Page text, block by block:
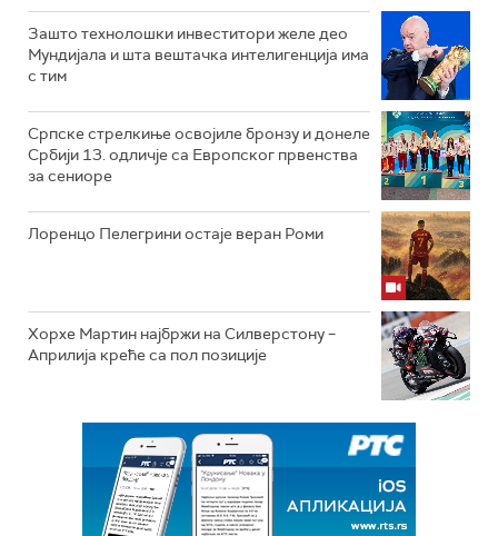
Зашто технолошки инвеститори желе део
Мундијала и шта вештачка интелигенција има
с тим
Српске стрелкиње освојиле бронзу и донеле
Србији 13. одличје са Европског првенства
за сениоре
Лоренцо Пелегрини остаје веран Роми
Хорхе Мартин најбржи на Силверстону –
Априлија креће са пол позиције